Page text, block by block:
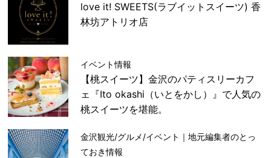
love it! SWEETS(ラブイットスイーツ) 香
林坊アトリオ店
イベント情報
【桃スイーツ】金沢のパティスリーカフ
ェ『Ito okashi（いとをかし）』で人気の
桃スイーツを堪能。
金沢観光/グルメ/イベント｜地元編集者のとっ
ておき情報